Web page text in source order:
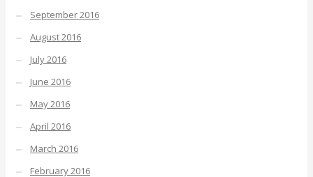
September 2016
August 2016
July 2016
June 2016
May 2016
April 2016
March 2016
February 2016